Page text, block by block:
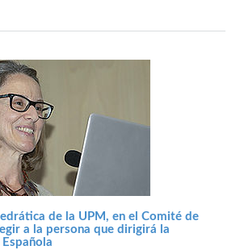
de la UPM, en el Comité de
a la persona que dirigirá la